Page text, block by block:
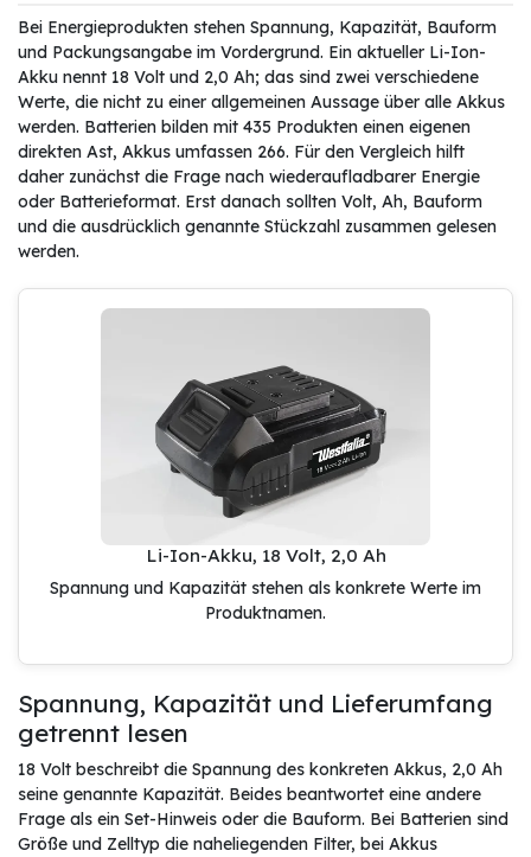
Bei Energieprodukten stehen Spannung, Kapazität, Bauform
und Packungsangabe im Vordergrund. Ein aktueller Li-Ion-
Akku nennt 18 Volt und 2,0 Ah; das sind zwei verschiedene
Werte, die nicht zu einer allgemeinen Aussage über alle Akkus
werden. Batterien bilden mit 435 Produkten einen eigenen
direkten Ast, Akkus umfassen 266. Für den Vergleich hilft
daher zunächst die Frage nach wiederaufladbarer Energie
oder Batterieformat. Erst danach sollten Volt, Ah, Bauform
und die ausdrücklich genannte Stückzahl zusammen gelesen
werden.
Li-Ion-Akku, 18 Volt, 2,0 Ah
Spannung und Kapazität stehen als konkrete Werte im
Produktnamen.
Spannung, Kapazität und Lieferumfang
getrennt lesen
18 Volt beschreibt die Spannung des konkreten Akkus, 2,0 Ah
seine genannte Kapazität. Beides beantwortet eine andere
Frage als ein Set-Hinweis oder die Bauform. Bei Batterien sind
Größe und Zelltyp die naheliegenden Filter, bei Akkus